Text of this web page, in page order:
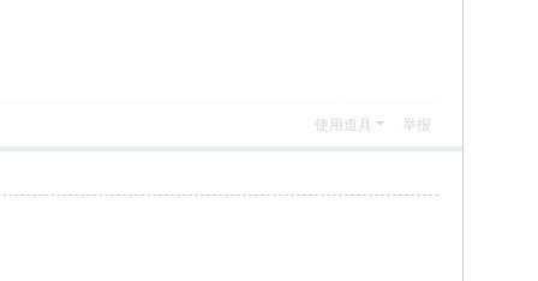
使用道具 举报